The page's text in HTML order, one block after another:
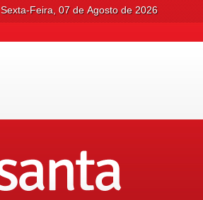
Sexta-Feira, 07 de Agosto de 2026